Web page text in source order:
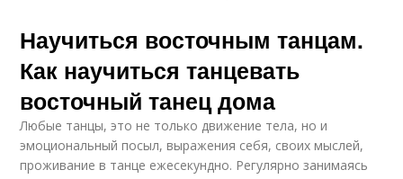
Научиться восточным танцам.
Как научиться танцевать
восточный танец дома
Любые танцы, это не только движение тела, но и
эмоциональный посыл, выражения себя, своих мыслей,
проживание в танце ежесекундно. Регулярно занимаясь